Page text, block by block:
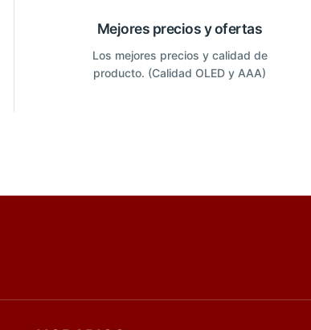
Mejores precios y ofertas
Los mejores precios y calidad de
producto. (Calidad OLED y AAA)